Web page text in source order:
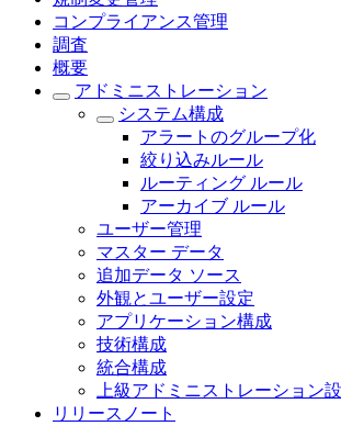
コンプライアンス管理
調査
概要
アドミニストレーション
システム構成
アラートのグループ化
絞り込みルール
ルーティング ルール
アーカイブ ルール
ユーザー管理
マスター データ
追加データ ソース
外観とユーザー設定
アプリケーション構成
技術構成
統合構成
上級アドミニストレーション
リリースノート